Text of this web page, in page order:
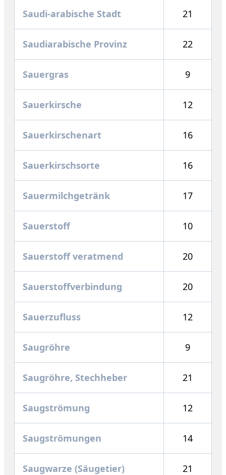
Saudi-arabische Stadt 21
Saudiarabische Provinz 22
Sauergras 9
Sauerkirsche 12
Sauerkirschenart 16
Sauerkirschsorte 16
Sauermilchgetränk 17
Sauerstoff 10
Sauerstoff veratmend 20
Sauerstoffverbindung 20
Sauerzufluss 12
Saugröhre 9
Saugröhre, Stechheber 21
Saugströmung 12
Saugströmungen 14
Saugwarze (Säugetier) 21